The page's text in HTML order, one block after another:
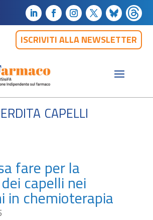
ISCRIVITI ALLA NEWSLETTER
capelli
fare per la
capelli nei
in chemioterapia